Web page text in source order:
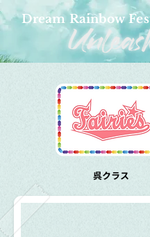
Dream Rainbow
呉クラス